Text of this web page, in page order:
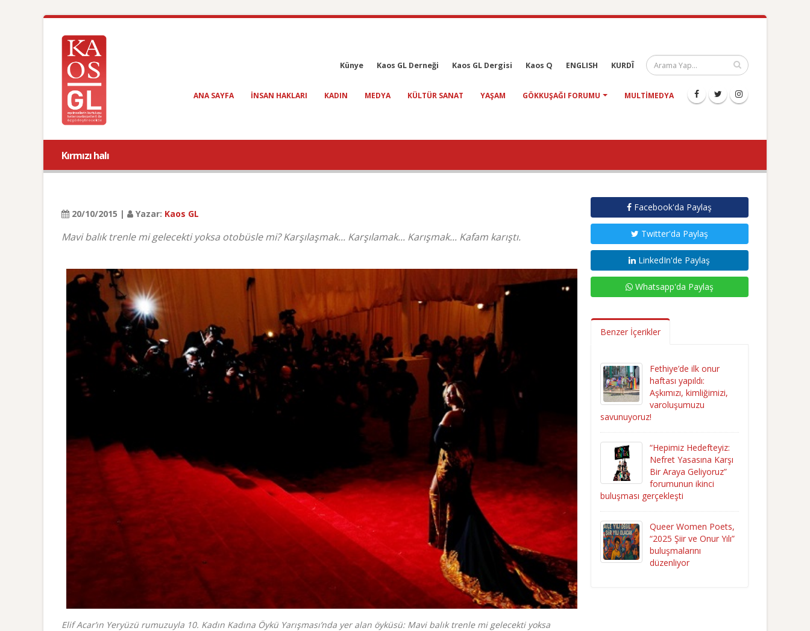
Künye Kaos GL Derneği Kaos GL Dergisi Kaos Q ENGLISH KURDÎ
ANA SAYFA INSAN HAKLARI KADIN MEDYA KÜLTÜR SANAT YAŞAM GÖKKUŞAĞI FORUMU MULTIMEDYA
Kırmızı halı
20/10/2015 | Yazar: Kaos GL
Mavi balık trenle mi gelecekti yoksa otobüsle mi? Karşılaşmak... Karşılamak... Karışmak... Kafam karıştı.
Elif Acar’ın Yeryüzü rumuzuyla 10. Kadın Kadına Öykü Yarışması’nda yer alan öyküsü: Mavi balık trenle mi gelecekti yoksa
Facebook'da Paylaş
Twitter'da Paylaş
LinkedIn'de Paylaş
Whatsapp'da Paylaş
Benzer İçerikler
Fethiye’de ilk onur
haftası yapıldı:
Aşkımızı, kimliğimizi,
varoluşumuzu
savunuyoruz!
“Hepimiz Hedefteyiz:
Nefret Yasasına Karşı
Bir Araya Geliyoruz”
forumunun ikinci
buluşması gerçekleşti
Queer Women Poets,
“2025 Şiir ve Onur Yılı”
buluşmalarını
düzenliyor